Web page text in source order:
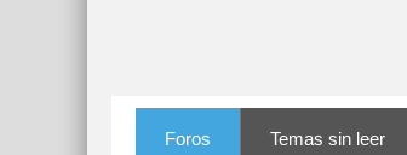
Foros Temas sin leer